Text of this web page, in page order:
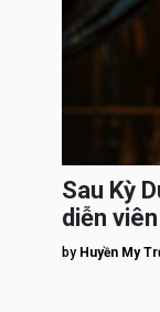
Sau Kỳ
diễn
Em 3″
by Huyền My